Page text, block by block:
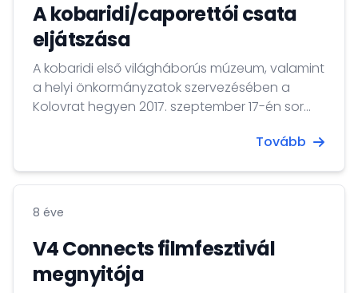
A kobaridi/caporettói csata
eljátszása
A kobaridi első világháborús múzeum, valamint
a helyi önkormányzatok szervezésében a
Kolovrat hegyen 2017. szeptember 17-én sor
annak százéves évfordulója alkalmából.Tovább
8 éve
V4 Connects filmfesztivál
megnyitója